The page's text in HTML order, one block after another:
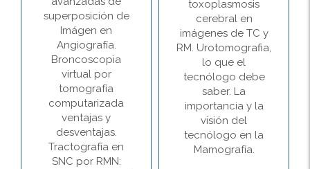
superposición de
Imágen en
Angiografía.
Broncoscopia
virtual por
tomografía
computarizada
ventajas y
desventajas.
Tractografía en
SNC por RMN:
toxoplasmosis
cerebral en
imágenes de TC y
RM. Urotomografia,
lo que el
tecnólogo debe
saber. La
importancia y la
visión del
tecnólogo en la
Mamografía.